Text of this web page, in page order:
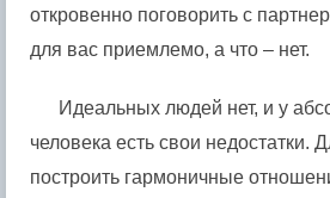
откровенно поговорить с
для вас приемлемо, а что – нет.
Идеальных людей нет, и у
человека есть свои недостатки.
построить гармоничные